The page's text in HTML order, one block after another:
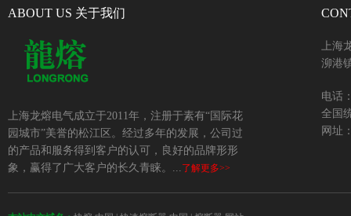
ABOUT US 关于我们
上海龙熔电气成立于2011年，注册于素有“国际花
园城市”美誉的松江区。经过多年的发展，公司过
的产品和服务得到客户的认可，良好的品牌形形
象，赢得了广大客户的长久青睐。...了解更多>>
上海
泖港
电话
全国
网址